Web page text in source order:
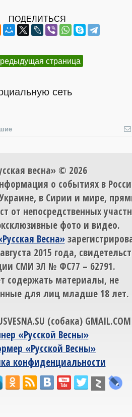
ПОДЕЛИТЬСЯ
страница
сеть
весна» © 2026
о событиях в
в Сирии и мире,
от непосредственных
фото и видео.
Весна»
2015 года,
СМИ ЭЛ № ФС77 – 62791.
содержать материалы, не
для лиц младше 18 лет.
(собака) GMAIL.COM
«Русской Весны»
«Русской Весны»
конфиденциальности